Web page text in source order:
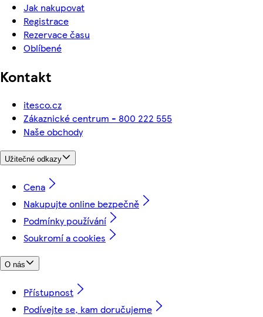
Jak nakupovat
Registrace
Rezervace času
Oblíbené
Kontakt
itesco.cz
Zákaznické centrum - 800 222 555
Naše obchody
Užitečné odkazy
Cena
Nakupujte online bezpečně
Podmínky používání
Soukromí a cookies
O nás
Přístupnost
Podívejte se, kam doručujeme